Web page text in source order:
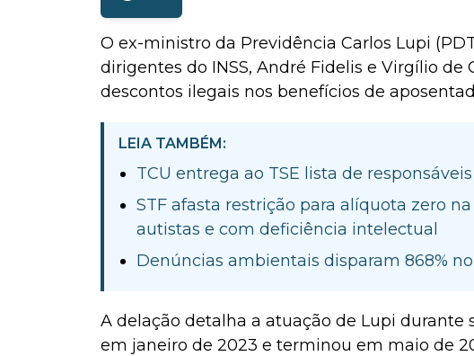
O ex-ministro da Previdência Carlos Lupi
dirigentes do INSS, André Fidelis e Virgílio
descontos ilegais nos benefícios de
LEIA TAMBÉM:
TCU entrega ao TSE lista de
STF afasta restrição para alíquota zero
autistas e com deficiência intelectual
Denúncias ambientais disparam 868%
A delação detalha a atuação de Lupi
em janeiro de 2023 e terminou em maio de